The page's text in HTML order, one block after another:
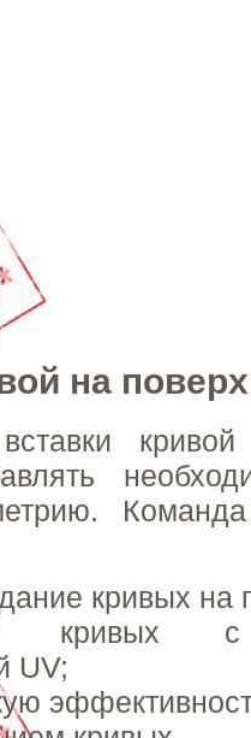
на
кривой
кривых на
кривых с
UV;